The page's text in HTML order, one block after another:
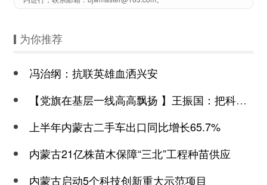
为你推荐
冯治纲：抗联英雄血洒兴安
【党旗在基层一线高高飘扬 】王振国：把科技的“火种”撒向千村万户
上半年内蒙古二手车出口同比增长65.7%
内蒙古21亿株苗木保障“三北”工程种苗供应
内蒙古启动5个科技创新重大示范项目